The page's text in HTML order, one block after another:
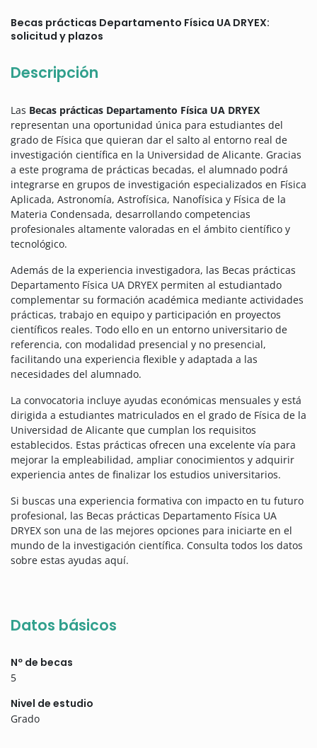
Becas prácticas Departamento Física UA DRYEX:
solicitud y plazos
Descripción
Las Becas prácticas Departamento Física UA DRYEX
representan una oportunidad única para estudiantes del
grado de Física que quieran dar el salto al entorno real de
investigación científica en la Universidad de Alicante. Gracias
a este programa de prácticas becadas, el alumnado podrá
integrarse en grupos de investigación especializados en Física
Aplicada, Astronomía, Astrofísica, Nanofísica y Física de la
Materia Condensada, desarrollando competencias
profesionales altamente valoradas en el ámbito científico y
tecnológico.
Además de la experiencia investigadora, las Becas prácticas
Departamento Física UA DRYEX permiten al estudiantado
complementar su formación académica mediante actividades
prácticas, trabajo en equipo y participación en proyectos
científicos reales. Todo ello en un entorno universitario de
referencia, con modalidad presencial y no presencial,
facilitando una experiencia flexible y adaptada a las
necesidades del alumnado.
La convocatoria incluye ayudas económicas mensuales y está
dirigida a estudiantes matriculados en el grado de Física de la
Universidad de Alicante que cumplan los requisitos
establecidos. Estas prácticas ofrecen una excelente vía para
mejorar la empleabilidad, ampliar conocimientos y adquirir
experiencia antes de finalizar los estudios universitarios.
Si buscas una experiencia formativa con impacto en tu futuro
profesional, las Becas prácticas Departamento Física UA
DRYEX son una de las mejores opciones para iniciarte en el
mundo de la investigación científica. Consulta todos los datos
sobre estas ayudas aquí.
Datos básicos
Nº de becas
5
Nivel de estudio
Grado